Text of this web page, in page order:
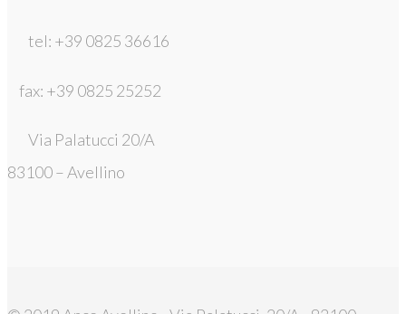
tel: +39 0825 36616
fax: +39 0825 25252
Via Palatucci 20/A
83100 – Avellino